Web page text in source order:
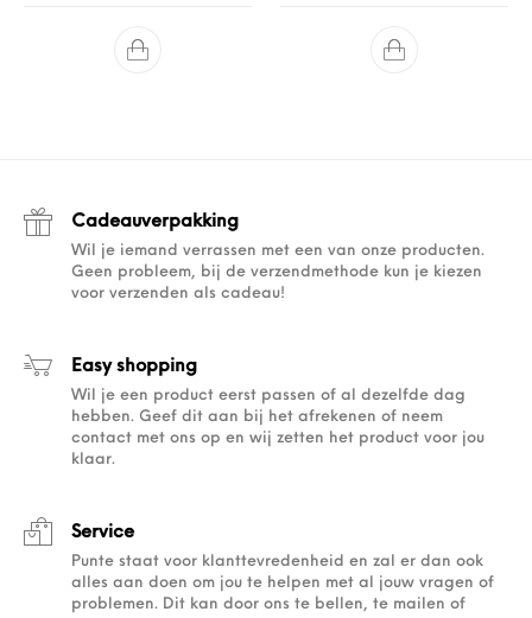
Cadeauverpakking
Wil je iemand verrassen met een van onze producten.
Geen probleem, bij de verzendmethode kun je kiezen
voor verzenden als cadeau!
Easy shopping
Wil je een product eerst passen of al dezelfde dag
hebben. Geef dit aan bij het afrekenen of neem
contact met ons op en wij zetten het product voor jou
klaar.
Service
Punte staat voor klanttevredenheid en zal er dan ook
alles aan doen om jou te helpen met al jouw vragen of
problemen. Dit kan door ons te bellen, te mailen of